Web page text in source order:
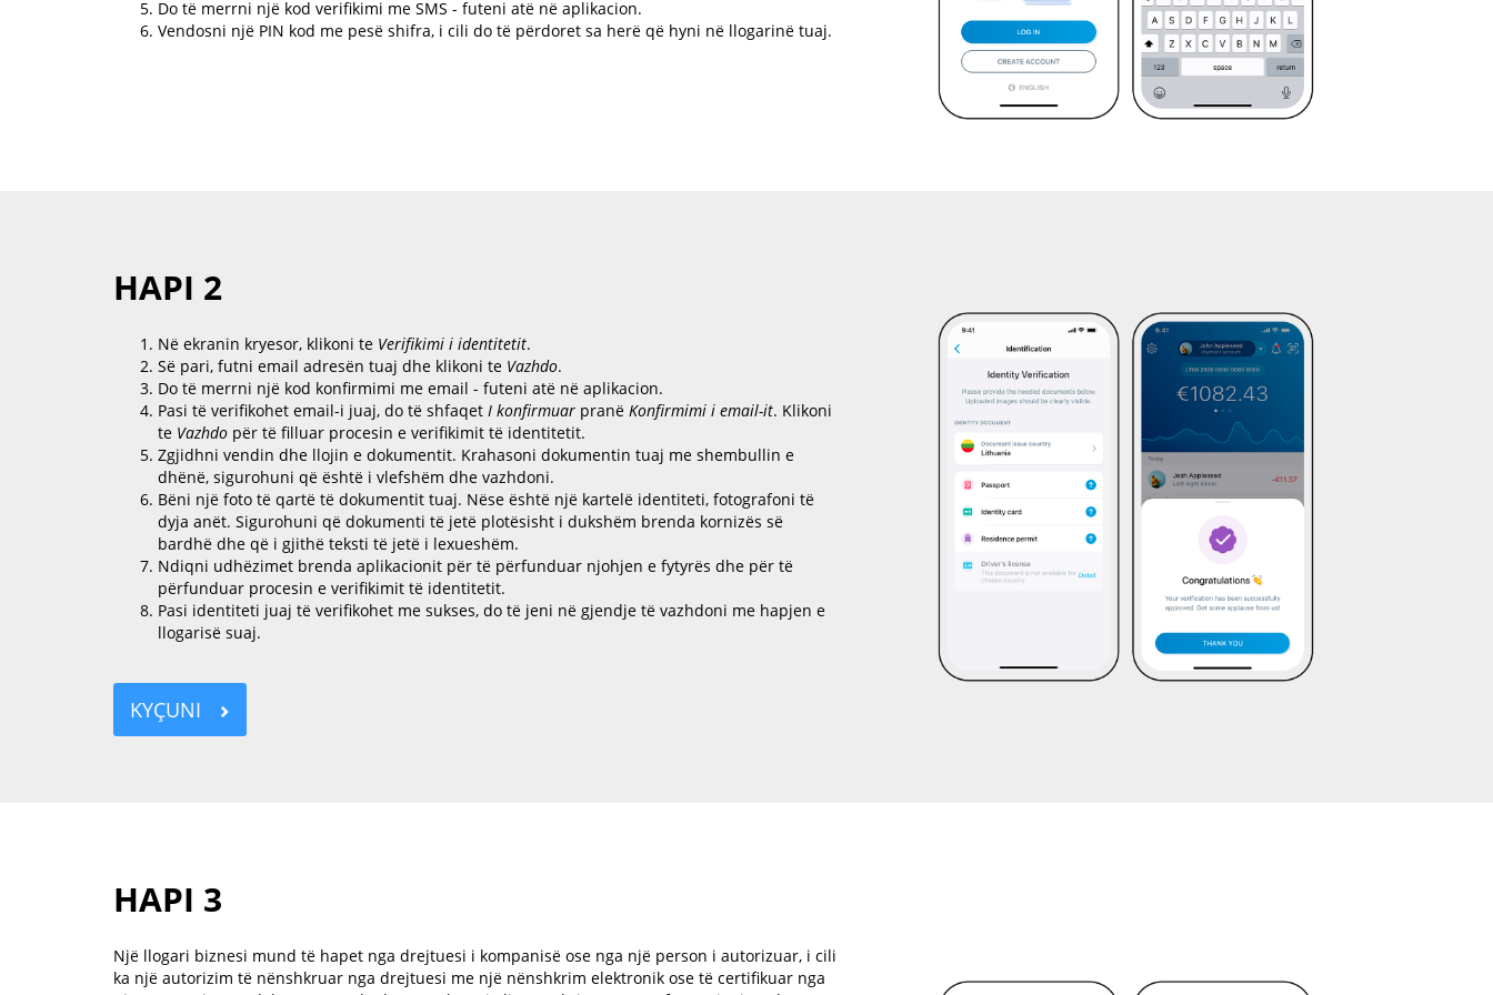
Do të merrni një kod verifikimi me SMS - futeni atë në aplikacion.
Vendosni një PIN kod me pesë shifra, i cili do të përdoret sa herë që hyni në llogarinë tuaj.
HAPI 2
Në ekranin kryesor, klikoni te Verifikimi i identitetit.
Së pari, futni email adresën tuaj dhe klikoni te Vazhdo.
Do të merrni një kod konfirmimi me email - futeni atë në aplikacion.
Pasi të verifikohet email-i juaj, do të shfaqet I konfirmuar pranë Konfirmimi i email-it. Klikoni
te Vazhdo për të filluar procesin e verifikimit të identitetit.
Zgjidhni vendin dhe llojin e dokumentit. Krahasoni dokumentin tuaj me shembullin e
dhënë, sigurohuni që është i vlefshëm dhe vazhdoni.
Bëni një foto të qartë të dokumentit tuaj. Nëse është një kartelë identiteti, fotografoni të
dyja anët. Sigurohuni që dokumenti të jetë plotësisht i dukshëm brenda kornizës së
bardhë dhe që i gjithë teksti të jetë i lexueshëm.
Ndiqni udhëzimet brenda aplikacionit për të përfunduar njohjen e fytyrës dhe për të
përfunduar procesin e verifikimit të identitetit.
Pasi identiteti juaj të verifikohet me sukses, do të jeni në gjendje të vazhdoni me hapjen e
llogarisë suaj.
KYÇUNI
HAPI 3
Një llogari biznesi mund të hapet nga drejtuesi i kompanisë ose nga një person i autorizuar, i cili
ka një autorizim të nënshkruar nga drejtuesi me një nënshkrim elektronik ose të certifikuar nga